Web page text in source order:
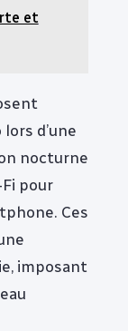
et
d’une
nocturne
pour
Ces
imposant